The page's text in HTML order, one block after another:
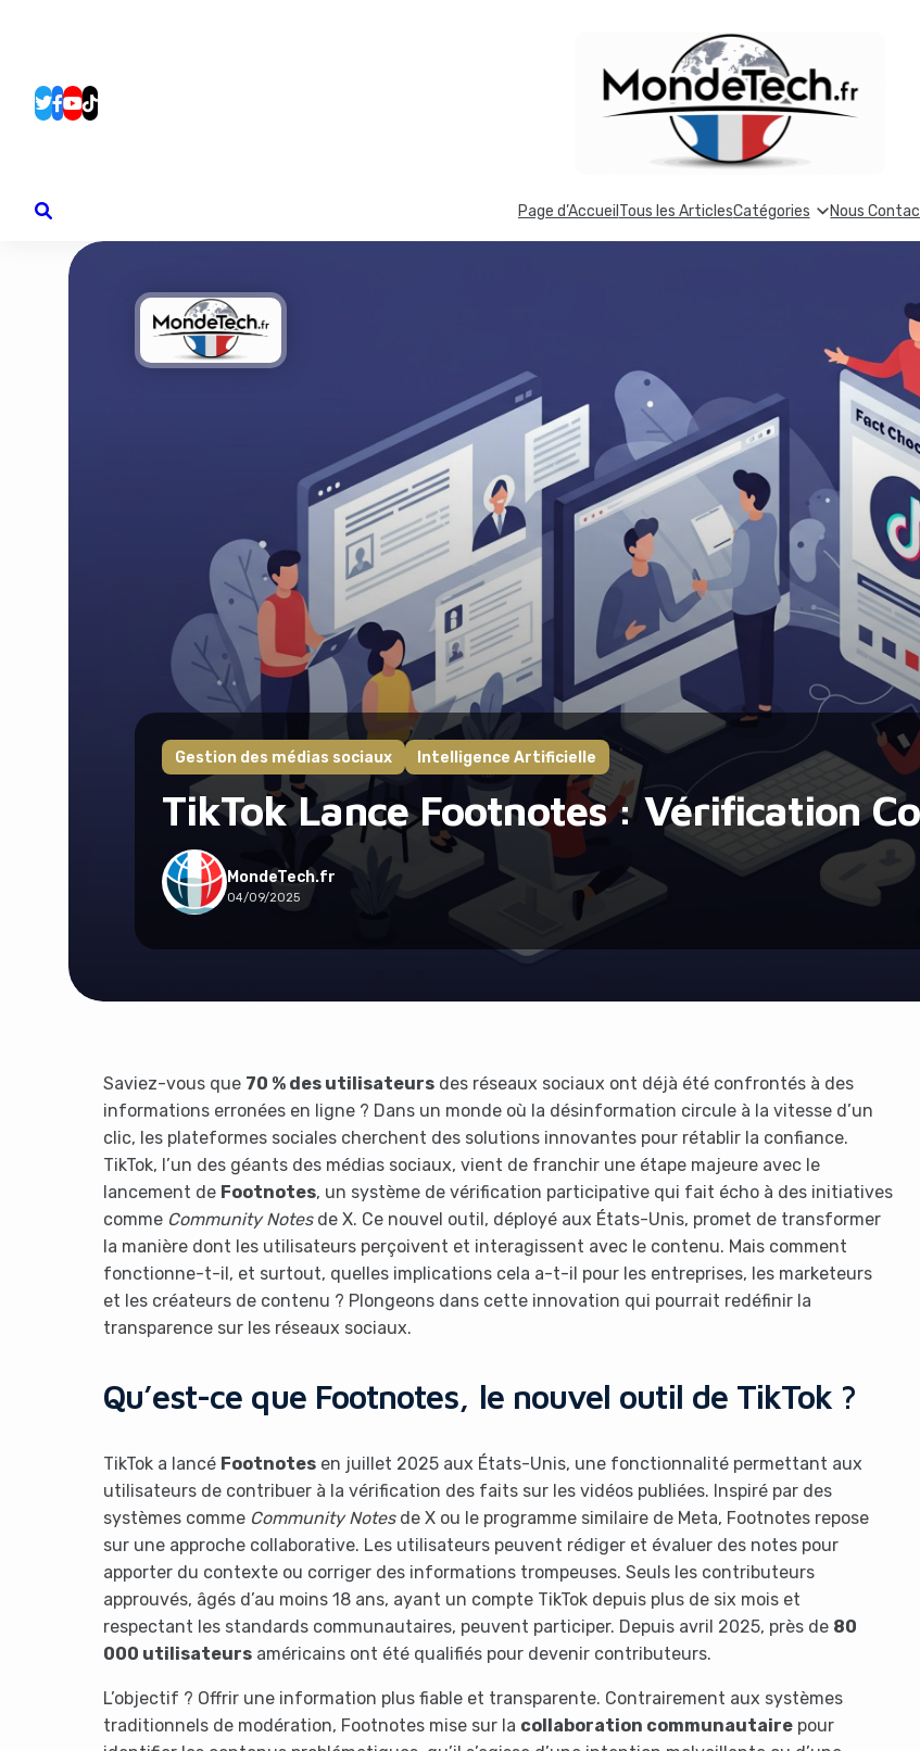
Page d’Accueil Tous les ArticlesCatégories Nous
Gestion des médias sociaux Intelligence Artificielle
TikTok Lance Footnotes : Vérification
MondeTech.fr
04/09/2025
Saviez-vous que 70 % des utilisateursdes réseaux sociaux ont déjà été confrontés à des
informations erronées en ligne ? Dans un monde où la désinformation circule à la vitesse d’un
clic, les plateformes sociales cherchent des solutions innovantes pour rétablir la confiance.
TikTok, l’un des géants des médias sociaux, vient de franchir une étape majeure avec le
lancement de Footnotes, un système de vérification participative qui fait écho à des initiatives
comme Community Notesde X. Ce nouvel outil, déployé aux États-Unis, promet de transformer
la manière dont les utilisateurs perçoivent et interagissent avec le contenu. Mais comment
fonctionne-t-il, et surtout, quelles implications cela a-t-il pour les entreprises, les marketeurs
et les créateurs de contenu ? Plongeons dans cette innovation qui pourrait redéfinir la
transparence sur les réseaux sociaux.
Qu’est-ce que Footnotes, le nouvel outil de TikTok ?
TikTok a lancé Footnotesen juillet 2025 aux États-Unis, une fonctionnalité permettant aux
utilisateurs de contribuer à la vérification des faits sur les vidéos publiées. Inspiré par des
systèmes comme Community Notesde X ou le programme similaire de Meta, Footnotes repose
sur une approche collaborative. Les utilisateurs peuvent rédiger et évaluer des notes pour
apporter du contexte ou corriger des informations trompeuses. Seuls les contributeurs
approuvés, âgés d’au moins 18 ans, ayant un compte TikTok depuis plus de six mois et
respectant les standards communautaires, peuvent participer. Depuis avril 2025, près de 80
000 utilisateursaméricains ont été qualifiés pour devenir contributeurs.
L’objectif ? Offrir une information plus fiable et transparente. Contrairement aux systèmes
traditionnels de modération, Footnotes mise sur la collaboration communautairepour